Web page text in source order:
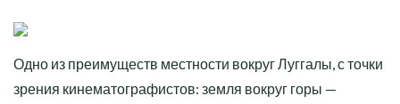
Одно из преимуществ местности вокруг Луггалы, с точки
зрения кинематографистов: земля вокруг горы —